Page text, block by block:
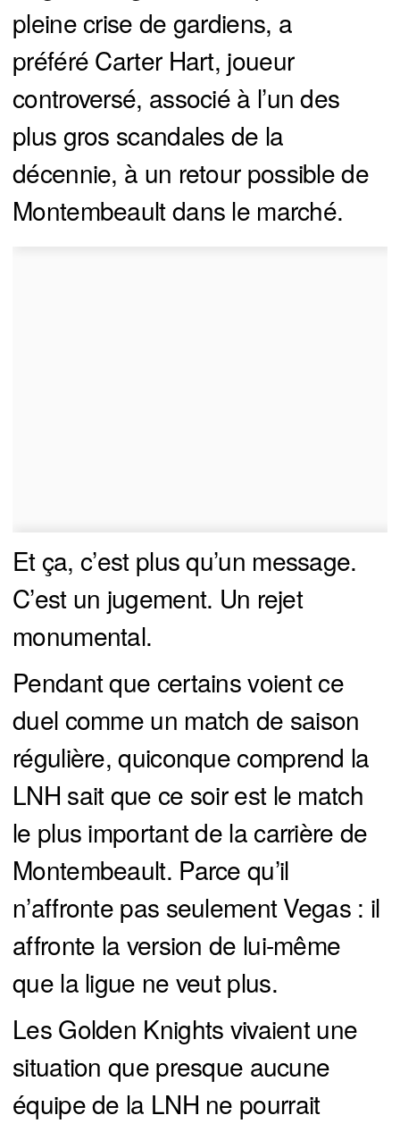
pleine crise de gardiens, a
préféré Carter Hart, joueur
controversé, associé à l’un des
plus gros scandales de la
décennie, à un retour possible de
Montembeault dans le marché.
Et ça, c’est plus qu’un message.
C’est un jugement. Un rejet
monumental.
Pendant que certains voient ce
duel comme un match de saison
régulière, quiconque comprend la
LNH sait que ce soir est le match
le plus important de la carrière de
Montembeault. Parce qu’il
n’affronte pas seulement Vegas : il
affronte la version de lui-même
que la ligue ne veut plus.
Les Golden Knights vivaient une
situation que presque aucune
équipe de la LNH ne pourrait